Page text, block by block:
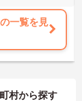
一覧を見
村から探す